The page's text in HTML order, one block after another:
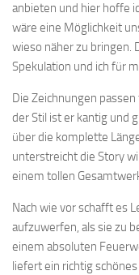
anbieten und hier hoffe
wäre eine Möglichkeit
wieso näher zu bringen.
Spekulation und ich für
Die Zeichnungen
der Stil ist er kantig und
über die komplette
unterstreicht die Story
einem tollen
Nach wie vor schafft es
aufzuwerfen, als sie zu
einem absoluten
liefert ein richtig